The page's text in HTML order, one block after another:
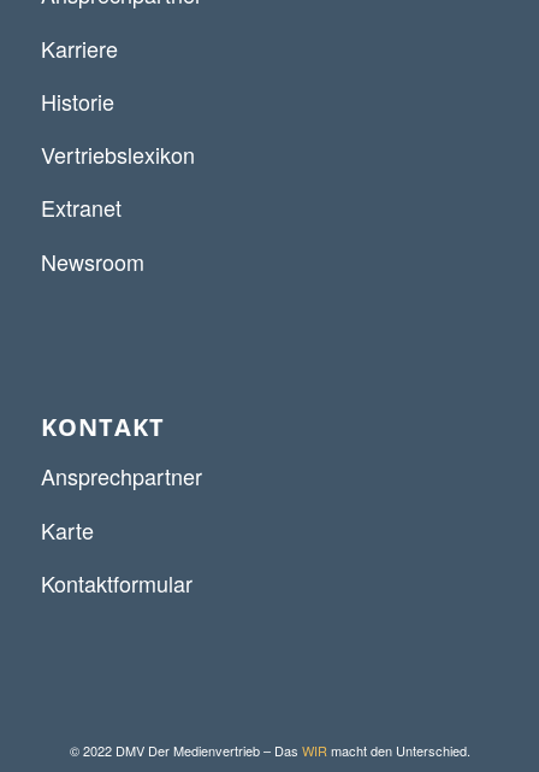
Karriere
Historie
Vertriebslexikon
Extranet
Newsroom
KONTAKT
Ansprechpartner
Karte
Kontaktformular
© 2022 DMV Der Medienvertrieb – Das WIRmacht den Unterschied.